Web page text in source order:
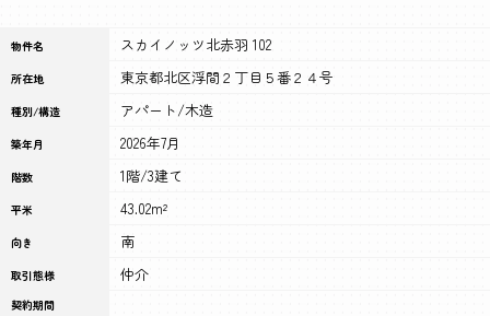
物件名 スカイノッツ北赤羽 102
所在地 東京都北区浮間２丁目５番２４号
種別/構造 アパート/木造
築年月 2026年7月
階数 1階/3建て
平米 43.02m²
向き 南
取引態様 仲介
契約期間